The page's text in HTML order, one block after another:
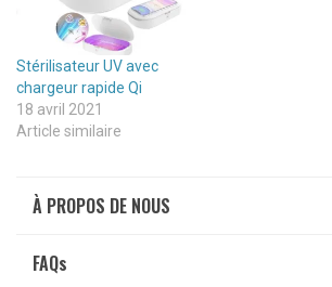
Stérilisateur UV avec
chargeur rapide Qi
18 avril 2021
Article similaire
À PROPOS DE NOUS
FAQs